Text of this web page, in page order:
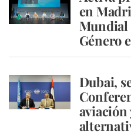
en
Mundial
Género
Dubai,
aviación